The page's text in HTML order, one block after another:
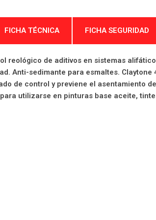
FICHA TÉCNICA FICHA SEGURIDAD
reológico de aditivos en sistemas
Anti-sedimante para esmaltes.
de control y previene el asentamiento
utilizarse en pinturas base aceite,